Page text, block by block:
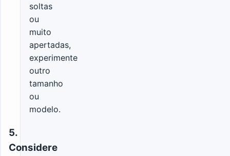
soltas
ou
muito
apertadas,
experimente
outro
tamanho
ou
modelo.
5.
Considere